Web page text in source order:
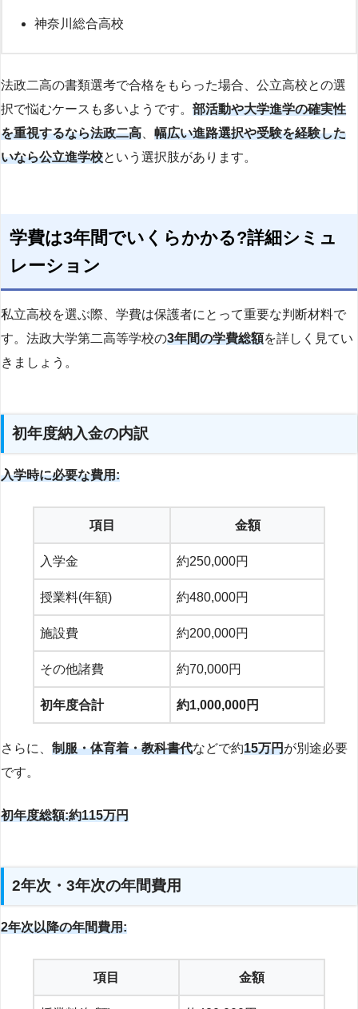
神奈川総合高校
法政二高の書類選考で合格をもらった場合、公立高校との選
択で悩むケースも多いようです。 部活動や大学進学の確実性
を重視するなら法政二高
幅広い進路選択や受験を経験した
いなら公立進学校という選択肢があります。
学費は3年間でいくらかかる?詳細シミュ
レーション
私立高校を選ぶ際、学費は保護者にとって重要な判断材料で
す。法政大学第二高等学校の3年間の学費総額を詳しく見てい
きましょう。
初年度納入金の内訳
入学時に必要な費用:
項目 金額
入学金 約250,000円
授業料(年額) 約480,000円
施設費 約200,000円
その他諸費 約70,000円
初年度合計 約1,000,000円
さらに、 制服・体育着・教科書代などで約15万円が別途必要
です。
初年度総額:約115万円
2年次・3年次の年間費用
2年次以降の年間費用:
項目 金額